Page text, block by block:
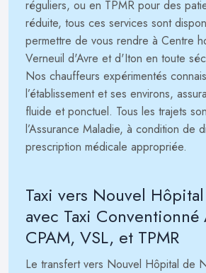
réguliers, ou en TPMR pour des
réduite, tous ces services sont
permettre de vous rendre à Centre
Verneuil d'Avre et d'Iton en toute
Nos chauffeurs expérimentés
l’établissement et ses environs,
fluide et ponctuel. Tous les trajets
l’Assurance Maladie, à condition de
prescription médicale appropriée.
Taxi vers Nouvel
avec Taxi Conventionné
CPAM, VSL, et TPMR
Le transfert vers Nouvel Hôpital de